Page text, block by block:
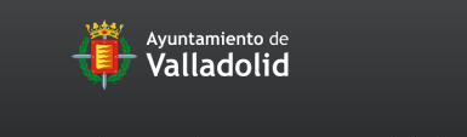
Portal
Web